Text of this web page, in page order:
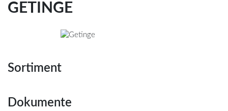
GETINGE
Sortiment
Dokumente